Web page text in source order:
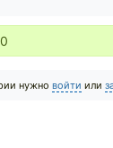
0
нужно войти или